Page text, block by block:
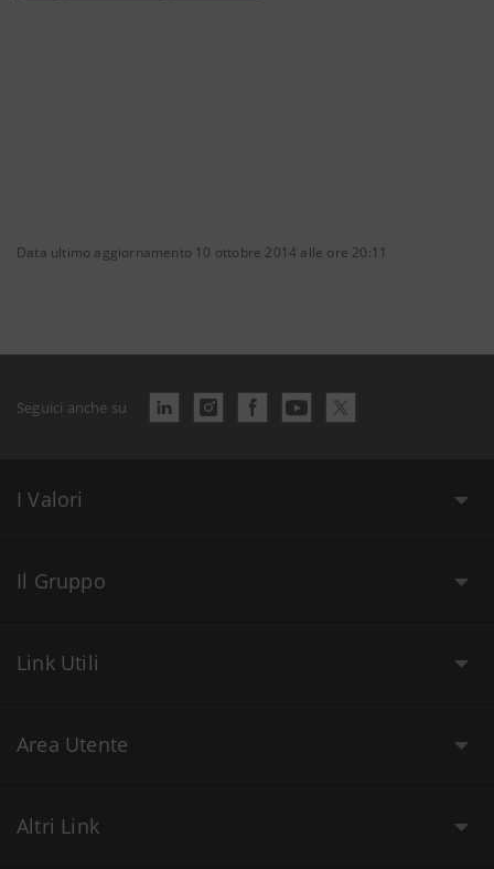
Data ultimo aggiornamento 10 ottobre 2014 alle ore 20:11
Seguici anche su
I Valori
Il Gruppo
Link Utili
Area Utente
Altri Link